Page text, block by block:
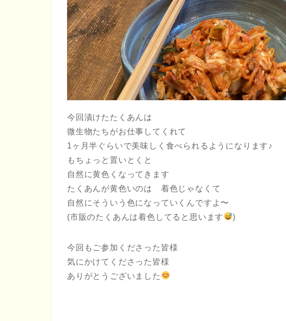
今回漬けたたくあんは
微生物たちがお仕事してくれて
1ヶ月半ぐらいで美味しく食べられるようになります♪
もちょっと置いとくと
自然に黄色くなってきます
たくあんが黄色いのは 着色じゃなくて
自然にそういう色になっていくんですよ〜
(市販のたくあんは着色してると思います
)
今回もご参加くださった皆様
気にかけてくださった皆様
ありがとうございました